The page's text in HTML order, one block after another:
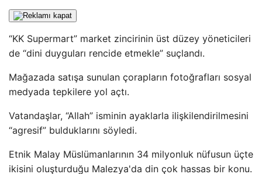
“KK Supermart” market zincirinin üst düzey yöneticileri
de “dini duyguları rencide etmekle” suçlandı.
Mağazada satışa sunulan çorapların fotoğrafları sosyal
medyada tepkilere yol açtı.
Vatandaşlar, “Allah” isminin ayaklarla ilişkilendirilmesini
“agresif” bulduklarını söyledi.
Etnik Malay Müslümanlarının 34 milyonluk nüfusun üçte
ikisini oluşturduğu Malezya'da din çok hassas bir konu.